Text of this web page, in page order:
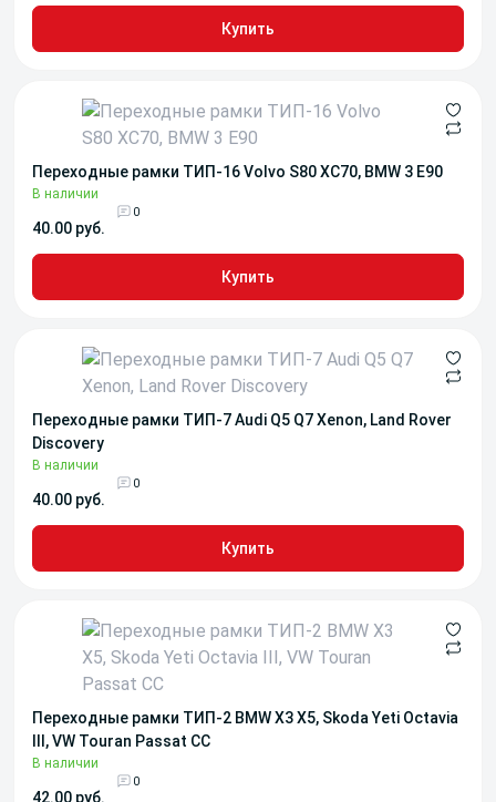
Купить
Переходные рамки ТИП-16 Volvo S80 XC70, BMW 3 E90
В наличии
0
40.00 руб.
Купить
Переходные рамки ТИП-7 Audi Q5 Q7 Xenon, Land Rover
Discovery
В наличии
0
40.00 руб.
Купить
Переходные рамки ТИП-2 BMW X3 X5, Skoda Yeti Octavia
III, VW Touran Passat CC
В наличии
0
42.00 руб.